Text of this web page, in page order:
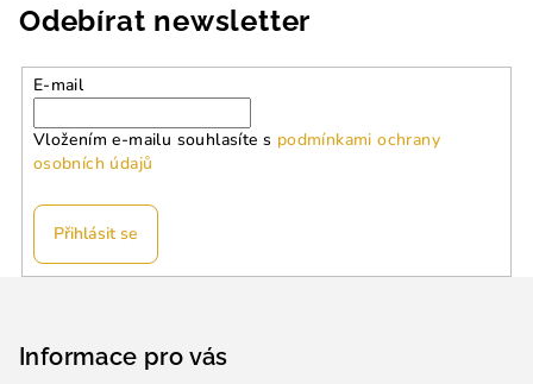
Odebírat newsletter
E-mail
Vložením e-mailu souhlasíte s podmínkami ochrany
osobních údajů
Přihlásit se
Informace pro vás